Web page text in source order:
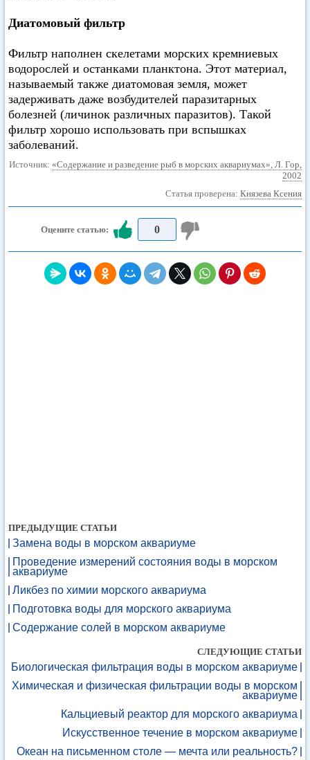
Диатомовый фильтр
Фильтр наполнен скелетами морских кремниевых
водорослей и останками планктона. Этот материал,
называемый также диатомовая земля, может
задерживать даже возбудителей паразитарных
болезней (личинок различных паразитов). Такой
фильтр хорошо использовать при вспышках
заболеваний.
Источник: «Содержание и разведение рыб в морских аквариумах», Л. Гор,
2002
Статья проверена: Князева Ксения
Оцените статью: 0
ПРЕДЫДУЩИЕ СТАТЬИ
Замена воды в морском аквариуме
Проведение измерений состояния воды в морском
аквариуме
Ликбез по химии морского аквариума
Подготовка воды для морского аквариума
Содержание солей в морском аквариуме
СЛЕДУЮЩИЕ СТАТЬИ
Биологическая фильтрация воды в морском аквариуме
Химическая и физическая фильтрации воды в морском
аквариуме
Кальциевый реактор для морского аквариума
Искусственное течение в морском аквариуме
Океан на письменном столе — мечта или реальность?